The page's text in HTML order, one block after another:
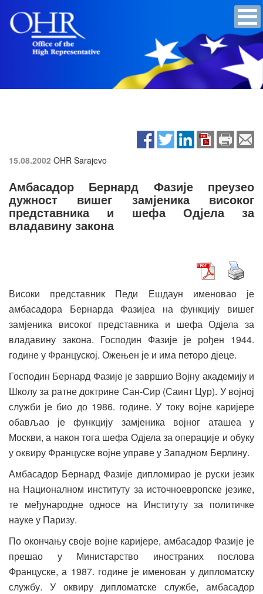
15.08.2002 OHR Sarajevo
Амбасадор Бернард Фазије преузео
дужност вишег замјеника високог
представника и шефа Одјела за
владавину закона
Високи представник Педи Ешдаун именовао је
амбасадора Бернарда Фазијеа на функцију вишег
замјеника високог представника и шефа Одјела за
владавину закона. Господин Фазије је рођен 1944.
године у Француској. Ожењен је и има петоро дјеце.
Господин Бернард Фазије је завршио Војну академију и
Школу за ратне доктрине Сан-Сир (Саинт Цyр). У војној
служби је био до 1986. године. У току војне каријере
обављао је функцију замјеника војног аташеа у
Москви, а након тога шефа Одјела за операције и обуку
у оквиру Француске војне управе у Западном Берлину.
Амбасадор Бернард Фазије дипломирао је руски језик
на Националном институту за источноевропске језике,
те међународне односе на Институту за политичке
науке у Паризу.
По окончању своје војне каријере, амбасадор Фазије је
прешао у Министарство иностраних послова
Француске, а 1987. године је именован у дипломатску
службу. У оквиру дипломатске службе, амбасадор